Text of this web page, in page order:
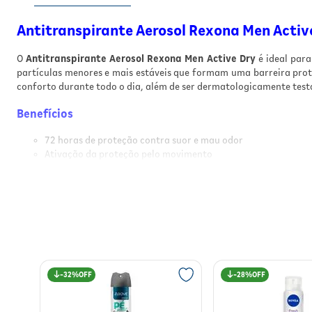
Antitranspirante Aerosol Rexona Men
OAntitranspirante Aerosol Rexona Men Active Dryé ideal para
partículas menores e mais estáveis que formam uma barreira
conforto durante todo o dia, além de ser dermatologicamente
Benefícios
72 horas de proteção contra suor e mau odor
Ativação da proteção pelo movimento
Resultados
Ao usar regularmente o Antitranspirante Aerosol Rexona Men
dias intensos. A sensação de frescor dura o dia todo,
32% 28%